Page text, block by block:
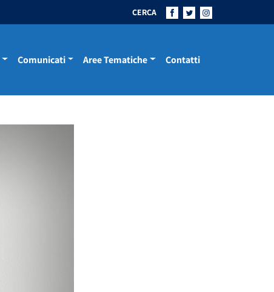
CERCA
Comunicati Aree Tematiche Contatti